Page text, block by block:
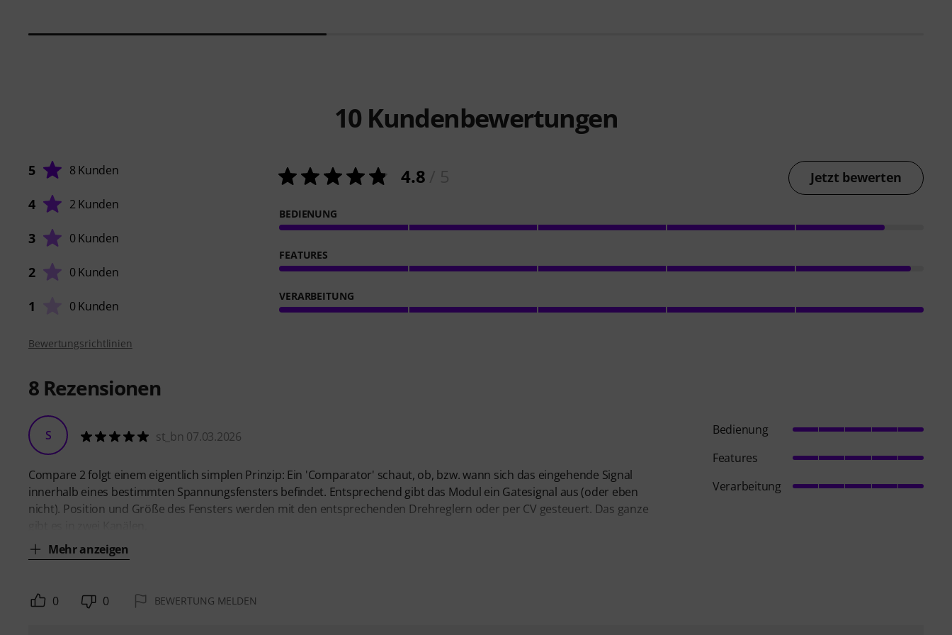
10 Kundenbewertungen
5 8 Kunden
4 2 Kunden
3 0 Kunden
2 0 Kunden
1 0 Kunden
4.8 Jetzt bewerten
BEDIENUNG
FEATURES
VERARBEITUNG
Bewertungsrichtlinien
8 Rezensionen
S st_bn 07.03.2026
Compare 2 folgt einem eigentlich simplen Prinzip: Ein 'Comparator' schaut, ob, bzw. wann sich das eingehende Signal
innerhalb eines bestimmten Spannungsfensters befindet. Entsprechend gibt das Modul ein Gatesignal aus (oder eben
nicht). Position und Größe des Fensters werden mit den entsprechenden Drehreglern oder per CV gesteuert. Das ganze
Mehr anzeigen
Bedienung
Features
Verarbeitung
0 0 BEWERTUNG MELDEN